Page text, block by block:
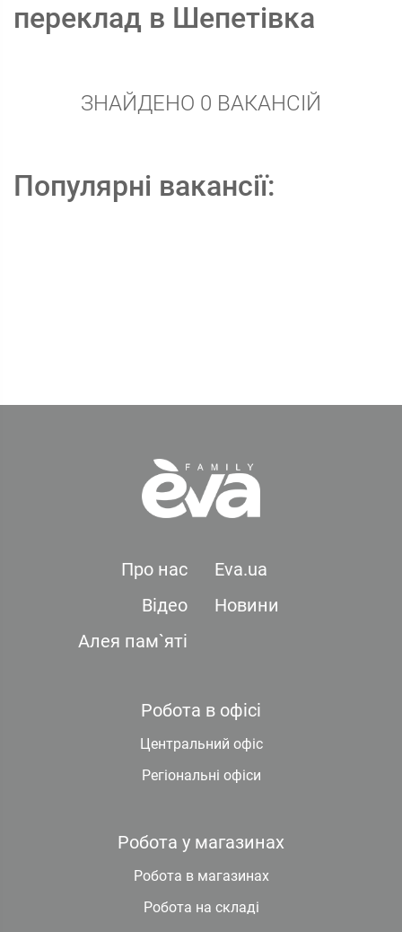
переклад в Шепетівка
ЗНАЙДЕНО 0 ВАКАНСІЙ
Популярні вакансії:
Про нас
Eva.ua
Відео
Новини
Алея пам`яті
Робота в офісі
Центральний офіс
Регіональні офіси
Робота у магазинах
Робота в магазинах
Робота на складі